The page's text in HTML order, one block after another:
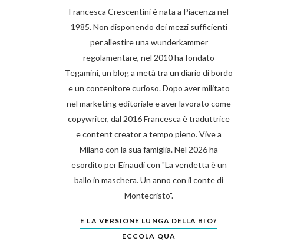
Francesca Crescentini è nata a Piacenza nel
1985. Non disponendo dei mezzi sufficienti
per allestire una wunderkammer
regolamentare, nel 2010 ha fondato
Tegamini, un blog a metà tra un diario di bordo
e un contenitore curioso. Dopo aver militato
nel marketing editoriale e aver lavorato come
copywriter, dal 2016 Francesca è traduttrice
e content creator a tempo pieno. Vive a
Milano con la sua famiglia. Nel 2026 ha
esordito per Einaudi con "La vendetta è un
ballo in maschera. Un anno con il conte di
Montecristo".
E LA VERSIONE LUNGA DELLA BIO?
ECCOLA QUA